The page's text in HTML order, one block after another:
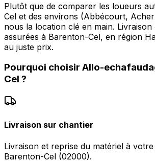
Plutôt que de comparer les loueurs
Cel et des environs (Abbécourt,
nous la location clé en main.
assurées à Barenton-Cel, en région
au juste prix.
Pourquoi choisir Allo-
Cel ?
Livraison sur chantier
Livraison et reprise du matériel à
Barenton-Cel (02000).